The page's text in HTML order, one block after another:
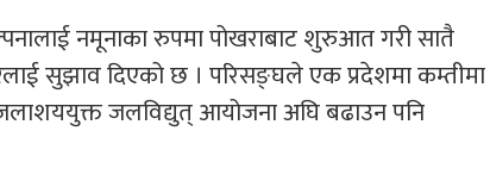
नमूनाका रुपमा पोखराबाट शुरुआत गरी सातै
सुझाव दिएको छ । परिसङ्घले एक प्रदेशमा कम्तीमा
जलविद्युत् आयोजना अघि बढाउन पनि